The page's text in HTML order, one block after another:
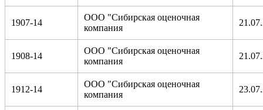
1907-14
ООО "Сибирская оценочная
компания
1908-14
ООО "Сибирская оценочная
компания
1912-14
ООО "Сибирская оценочная
компания